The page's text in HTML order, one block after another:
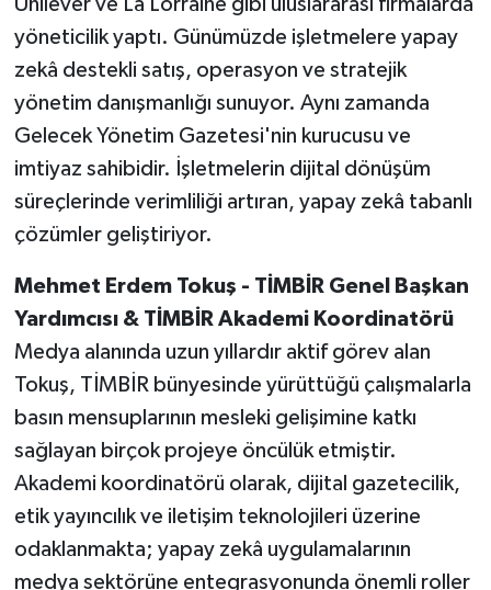
yöneticilik yaptı. Günümüzde işletmelere yapay
zekâ destekli satış, operasyon ve stratejik
yönetim danışmanlığı sunuyor. Aynı zamanda
Gelecek Yönetim Gazetesi'nin kurucusu ve
imtiyaz sahibidir. İşletmelerin dijital dönüşüm
süreçlerinde verimliliği artıran, yapay zekâ tabanlı
çözümler geliştiriyor.
Mehmet Erdem Tokuş - TİMBİR Genel Başkan
Yardımcısı & TİMBİR Akademi Koordinatörü
Medya alanında uzun yıllardır aktif görev alan
Tokuş, TİMBİR bünyesinde yürüttüğü çalışmalarla
basın mensuplarının mesleki gelişimine katkı
sağlayan birçok projeye öncülük etmiştir.
Akademi koordinatörü olarak, dijital gazetecilik,
etik yayıncılık ve iletişim teknolojileri üzerine
odaklanmakta; yapay zekâ uygulamalarının
medya sektörüne entegrasyonunda önemli roller